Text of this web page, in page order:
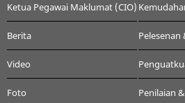
Ketua Pegawai Maklumat (CIO)
Berita
Video
Foto Penilaian